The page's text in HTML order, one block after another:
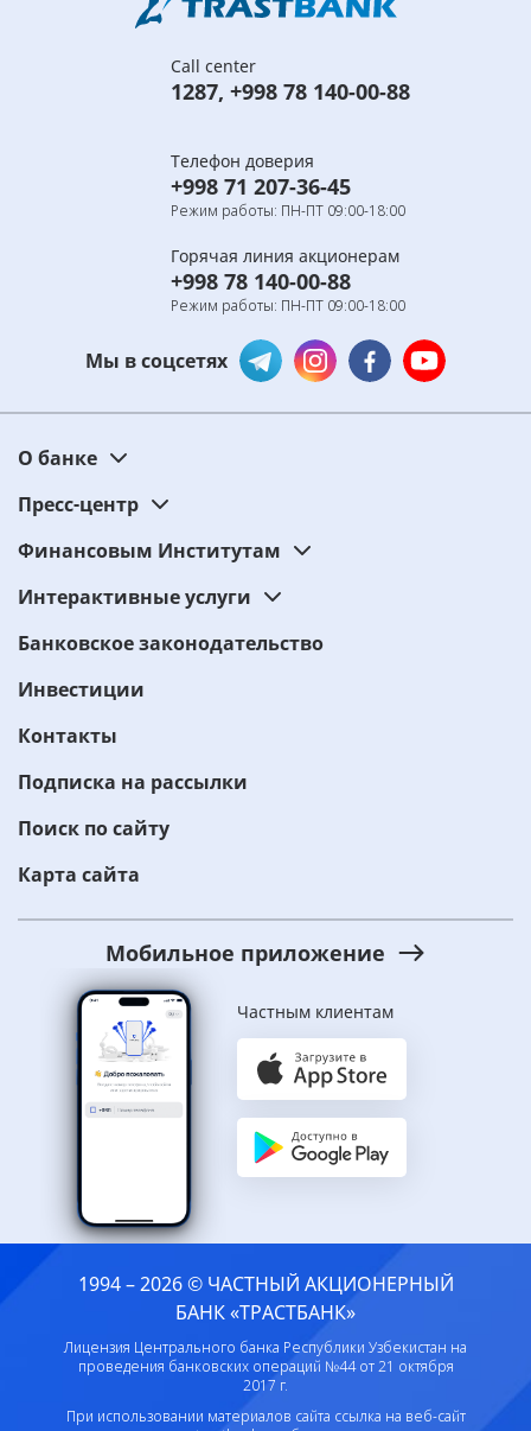
Call center
1287, +998 78 140-00-88
Телефон доверия
+998 71 207-36-45
Режим работы: ПН-ПТ 09:00-18:00
Горячая линия акционерам
+998 78 140-00-88
Режим работы: ПН-ПТ 09:00-18:00
Мы в соцсетях
О банке
Пресс-центр
Финансовым Институтам
Интерактивные услуги
Банковское законодательство
Инвестиции
Контакты
Подписка на рассылки
Поиск по сайту
Карта сайта
Мобильное приложение
Частным клиентам
1994 – 2026 © ЧАСТНЫЙ АКЦИОНЕРНЫЙ
БАНК «ТРАСТБАНК»
Лицензия Центрального банка Республики Узбекистан на
проведения банковских операций №44 от 21 октября
2017 г.
При использовании материалов сайта ссылка на веб-сайт